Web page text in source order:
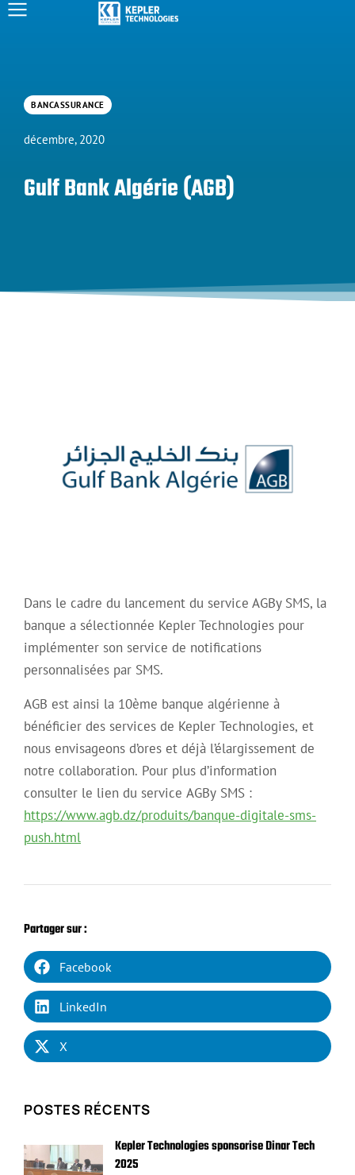
BANCASSURANCE
décembre, 2020
Gulf Bank Algérie (AGB)
Dans le cadre du lancement du service AGBy SMS, la
banque a sélectionnée Kepler Technologies pour
implémenter son service de notifications
personnalisées par SMS.
AGB est ainsi la 10ème banque algérienne à
bénéficier des services de Kepler Technologies, et
nous envisageons d’ores et déjà l’élargissement de
notre collaboration. Pour plus d’information
consulter le lien du service AGBy SMS :
https://www.agb.dz/produits/banque-digitale-sms-
push.html
Partager sur :
Facebook
LinkedIn
X
POSTES RÉCENTS
Kepler Technologies sponsorise Dinar Tech
2025